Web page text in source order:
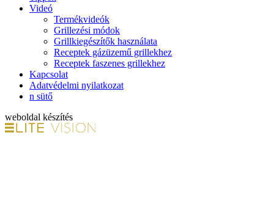
Videó
Termékvideók
Grillezési módok
Grillkiegészítők használata
Receptek gázüzemű grillekhez
Receptek faszenes grillekhez
Kapcsolat
Adatvédelmi nyilatkozat
n sütő
weboldal készítés